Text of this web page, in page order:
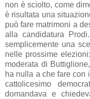
non è sciolto, come
è risultata una
può fare matrimoni a
alla candidatura
semplicemente una
nelle prossime
moderata di
ha nulla a che fare con
cattolicesimo
domandava e